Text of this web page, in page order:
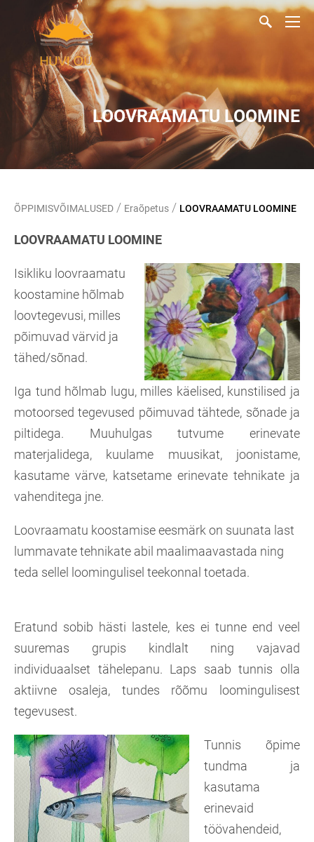
LOOVRAAMATU LOOMINE
ÕPPIMISVÕIMALUSED / Eraõpetus / LOOVRAAMATU LOOMINE
LOOVRAAMATU LOOMINE
Isikliku loovraamatu
koostamine hõlmab
loovtegevusi, milles
põimuvad värvid ja
tähed/sõnad.
Iga tund hõlmab lugu, milles käelised, kunstilised ja
motoorsed tegevused põimuvad tähtede, sõnade ja
piltidega. Muuhulgas tutvume erinevate
materjalidega, kuulame muusikat, joonistame,
kasutame värve, katsetame erinevate tehnikate ja
vahenditega jne.
Loovraamatu koostamise eesmärk on suunata last
lummavate tehnikate abil maalimaavastada ning
teda sellel loomingulisel teekonnal toetada.
Eratund sobib hästi lastele, kes ei tunne end veel
suuremas grupis kindlalt ning vajavad
individuaalset tähelepanu. Laps saab tunnis olla
aktiivne osaleja, tundes rõõmu loomingulisest
tegevusest.
Tunnis õpime
tundma ja
kasutama
erinevaid
töövahendeid,